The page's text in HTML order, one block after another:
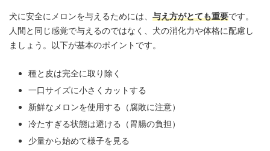
犬に安全にメロンを与えるためには、 与え方がとても重要です。
人間と同じ感覚で与えるのではなく、犬の消化力や体格に配慮し
ましょう。以下が基本のポイントです。
種と皮は完全に取り除く
一口サイズに小さくカットする
新鮮なメロンを使用する（腐敗に注意）
冷たすぎる状態は避ける（胃腸の負担）
少量から始めて様子を見る